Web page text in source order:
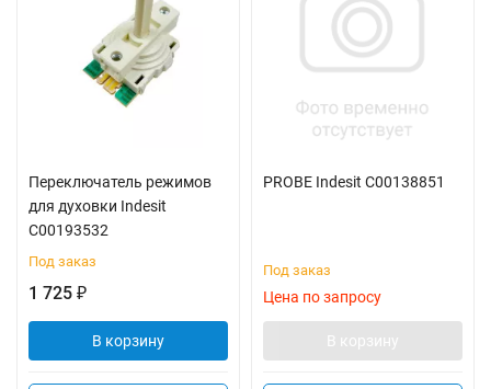
Переключатель режимов
для духовки Indesit
C00193532
Под заказ
1 725 ₽
В корзину
PROBE Indesit C00138851
Под заказ
Цена по запросу
В корзину